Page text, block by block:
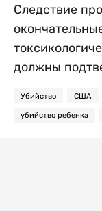
Следствие
должны
Убийство США
убийство ребенка